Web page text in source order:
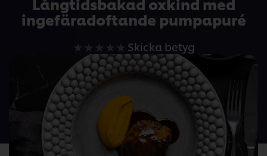
ingefäradoftande pumpapuré
Inga
betyg
har
skickats
för
denna
recipe
Skicka betyg